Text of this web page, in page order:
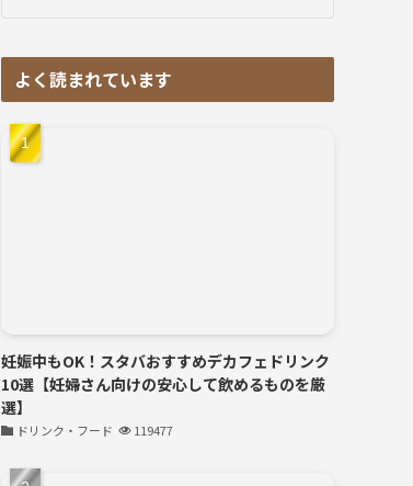
よく読まれています
妊娠中もOK！スタバおすすめデカフェドリンク
10選【妊婦さん向けの安心して飲めるものを厳
選】
ドリンク・フード 119477